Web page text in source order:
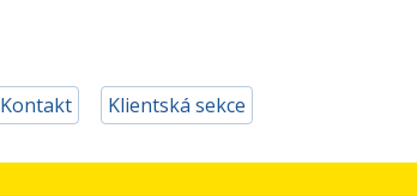
Kontakt Klientská sekce